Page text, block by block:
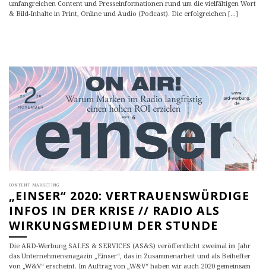
umfangreichen Content und Presseinformationen rund um die vielfältigen Wort
& Bild-Inhalte in Print, Online und Audio (Podcast). Die erfolgreichen [...]
CONTENT MARKETING
„EINSER“ 2020: VERTRAUENSWÜRDIGE
INFOS IN DER KRISE // RADIO ALS
WIRKUNGSMEDIUM DER STUNDE
Die ARD-Werbung SALES & SERVICES (AS&S) veröffentlicht zweimal im Jahr
das Unternehmensmagazin „Einser“, das in Zusammenarbeit und als Beihefter
von „W&V“ erscheint. Im Auftrag von „W&V“ haben wir auch 2020 gemeinsam